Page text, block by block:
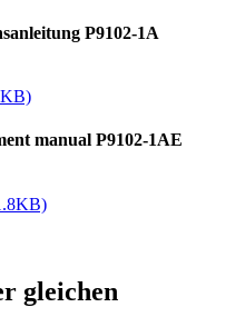
P9102-1A
manual P9102-1AE
gleichen